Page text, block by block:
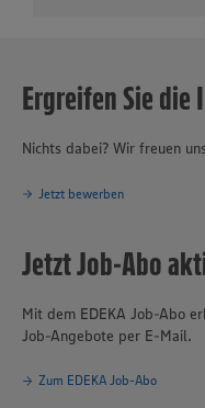
Ergreifen Sie
Nichts dabei? Wir freuen
Jetzt bewerben
Jetzt Job-Abo
Mit dem EDEKA Job-Abo
Job-Angebote per E-Mail.
Zum EDEKA Job-Abo